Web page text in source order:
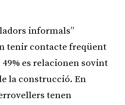
informals”
tenir contacte freqüent
es relacionen sovint
la construcció. En
tenen